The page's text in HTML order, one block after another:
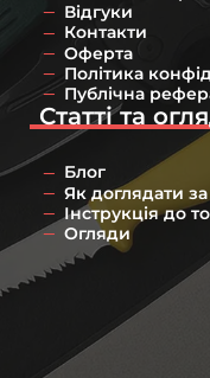
Відгуки
Контакти
Оферта
Політика
Публічна
Статті та
Блог
Як доглядати
Інструкція до
Огляди